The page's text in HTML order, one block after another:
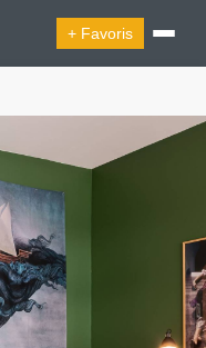
+ Favoris
Noël
Décoration Et Design
Publi Reportage